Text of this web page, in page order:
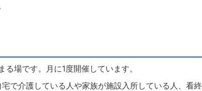
場です。月に1度開催しています。
で介護している人や家族が施設入所している人、看終